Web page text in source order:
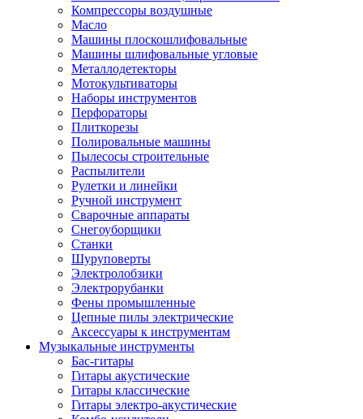
Компрессоры воздушные
Масло
Машины плоскошлифовальные
Машины шлифовальные угловые
Металлодетекторы
Мотокультиваторы
Наборы инструментов
Перфораторы
Плиткорезы
Полировальные машины
Пылесосы строительные
Распылители
Рулетки и линейки
Ручной инструмент
Сварочные аппараты
Снегоуборщики
Станки
Шуруповерты
Электролобзики
Электрорубанки
Фены промышленные
Цепные пилы электрические
Аксессуары к инструментам
Музыкальные инструменты
Бас-гитары
Гитары акустические
Гитары классические
Гитары электро-акустические